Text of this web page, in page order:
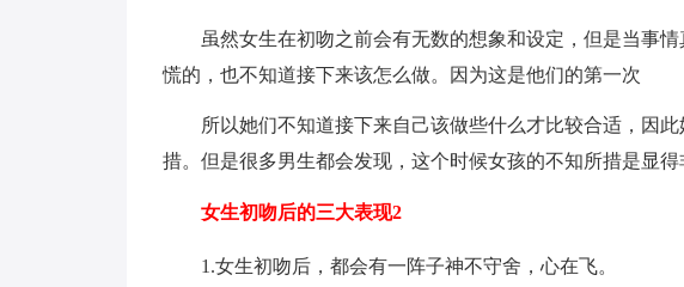
虽然女生在初吻之前会有无数的想象和设定，但是当事
慌的，也不知道接下来该怎么做。因为这是他们的第一次
所以她们不知道接下来自己该做些什么才比较合适，因
措。但是很多男生都会发现，这个时候女孩的不知所措是显得
女生初吻后的三大表现2
1.女生初吻后，都会有一阵子神不守舍，心在飞。